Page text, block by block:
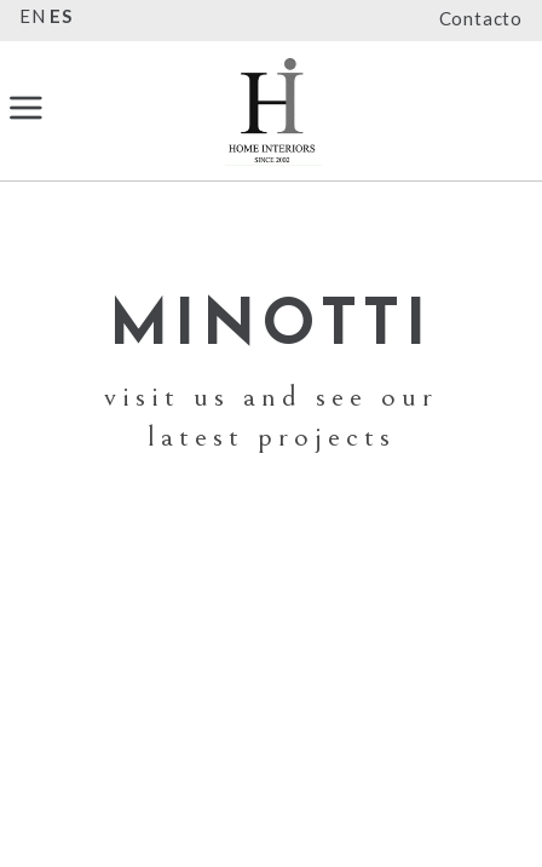
EN ES Contacto
MINOTTI
visit us and see our
latest projects